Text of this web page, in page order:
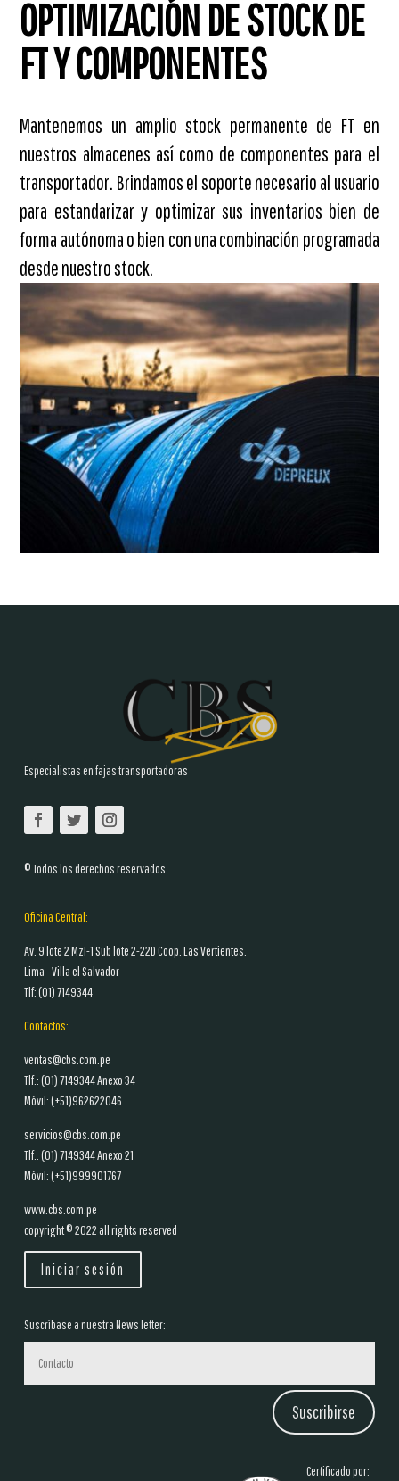
OPTIMIZACIÓN DE STOCK DE
FT Y COMPONENTES
Mantenemos un amplio stock permanente de FT en
nuestros almacenes así como de componentes para el
transportador. Brindamos el soporte necesario al usuario
para estandarizar y optimizar sus inventarios bien de
forma autónoma o bien con una combinación programada
desde nuestro stock.
Especialistas en fajas transportadoras
© Todos los derechos reservados
Oficina Central:
Av. 9 lote 2 MzI-1 Sub lote 2-22D Coop. Las Vertientes.
Lima - Villa el Salvador
Tlf: (01)7149344
Contactos:
ventas@cbs.com.pe
Tlf.: (01)7149344 Anexo 34
Móvil: (+51)962622046
servicios@cbs.com.pe
Tlf.: (01)7149344 Anexo 21
Móvil: (+51)999901767
www.cbs.com.pe
copyright © 2022 all rights reserved
Iniciar sesión
Suscríbase a nuestra News letter:
Suscribirse
Certificado por: